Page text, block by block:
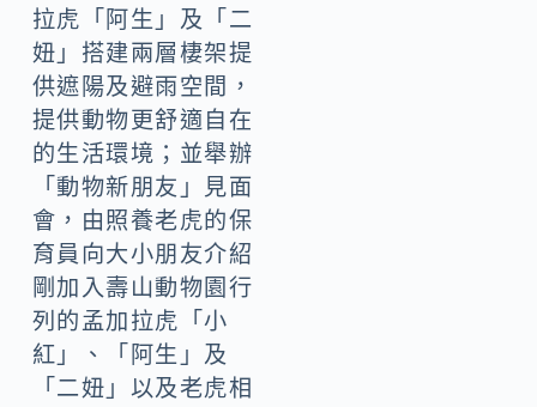
拉虎「阿生」及「二
妞」搭建兩層棲架提
供遮陽及避雨空間，
提供動物更舒適自在
的生活環境；並舉辦
「動物新朋友」見面
會，由照養老虎的保
育員向大小朋友介紹
剛加入壽山動物園行
列的孟加拉虎「小
紅」、「阿生」及
「二妞」以及老虎相